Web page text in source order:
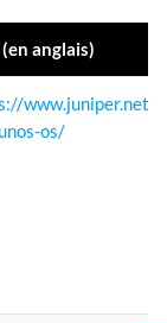
(en anglais)
www.juniper.net/
os/